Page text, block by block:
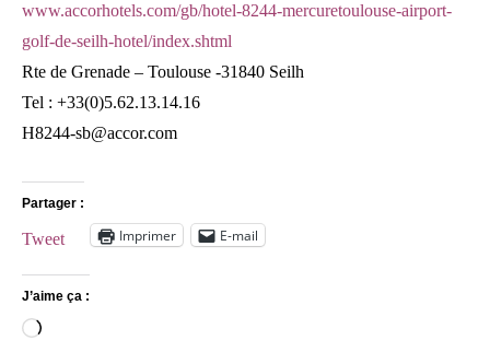
www.accorhotels.com/gb/hotel-8244-mercuretoulouse-airport-
golf-de-seilh-hotel/index.shtml
Rte de Grenade – Toulouse -31840 Seilh
Tel : +33(0)5.62.13.14.16
H8244-sb@accor.com
Partager :
Tweet Imprimer E-mail
J’aime ça :
Chargement…